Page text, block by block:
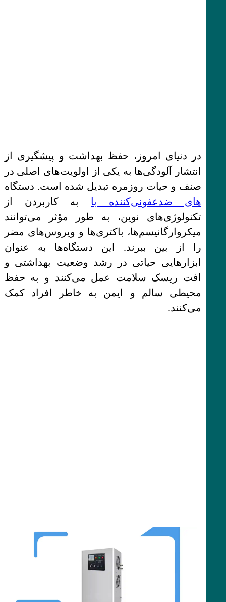
در دنیای امروز، حفظ بهداشت و پیشگیری از
انتشار آلودگی‌ها به یکی از اولویت‌های اصلی در
صنف و حیات روزمره تبدیل شده است. دستگاه‌
های ضدعفونی‌کننده با به کاربردن از
تکنولوژی‌های نوین، به طور مؤثر می‌توانند
میکروارگانیسم‌ها، باکتری‌ها و ویروس‌های مضر
را از بین ببرند. این دستگاه‌ها به عنوان
ابزارهایی حیاتی در رشد وضعیت بهداشتی و
افت ریسک سلامت عمل می‌کنند و به حفظ
محیطی سالم و ایمن به خاطر افراد کمک
می‌کنند.